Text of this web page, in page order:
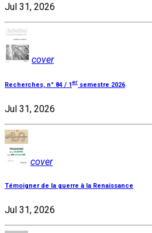
Jul 31, 2026
cover
Recherches, n° 84 / 1 er semestre 2026
Jul 31, 2026
cover
Témoigner de la guerre à la Renaissance
Jul 31, 2026